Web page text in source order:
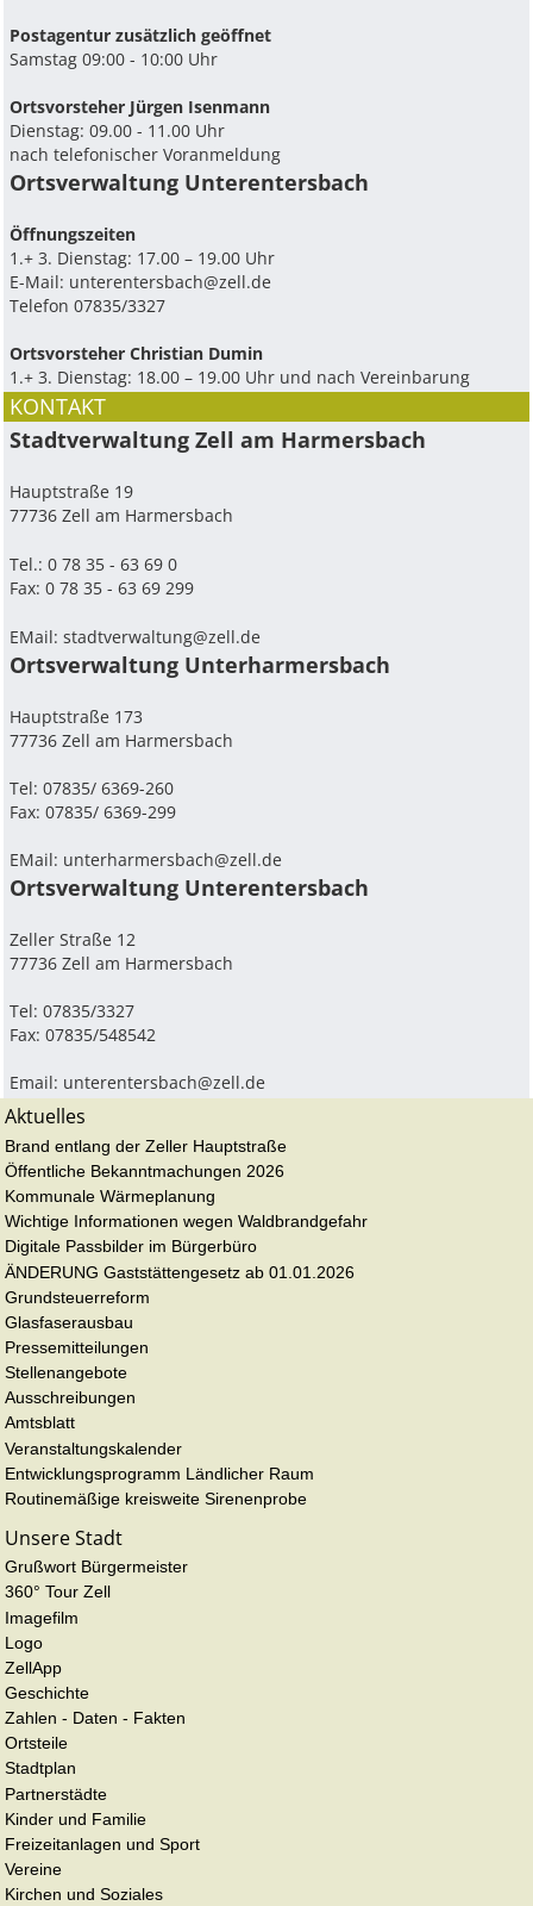
Postagentur zusätzlich geöffnet
Samstag 09:00 - 10:00 Uhr
Ortsvorsteher Jürgen Isenmann
Dienstag: 09.00 - 11.00 Uhr
nach telefonischer Voranmeldung
Ortsverwaltung Unterentersbach
Ö­ffnungszeiten
1.+ 3. Dienstag: 17.00 – 19.00 Uhr
E-Mail: unterentersbach@zell.de
Telefon 07835/3327
Ortsvorsteher Christian Dumin
1.+ 3. Dienstag: 18.00 – 19.00 Uhr und nach Vereinbarung
KONTAKT
Stadtverwaltung Zell am Harmersbach
Hauptstraße 19
77736 Zell am Harmersbach
Tel.: 0 78 35 - 63 69 0
Fax: 0 78 35 - 63 69 299
EMail:stadtverwaltung@zell.de
Ortsverwaltung Unterharmersbach
Hauptstraße 173
77736 Zell am Harmersbach
Tel: 07835/ 6369-260
Fax: 07835/ 6369-299
EMail: unterharmersbach@zell.de
Ortsverwaltung Unterentersbach
Zeller Straße 12
77736 Zell am Harmersbach
Tel: 07835/3327
Fax: 07835/548542
Email: unterentersbach@zell.de
Aktuelles
Brand entlang der Zeller Hauptstraße
Öffentliche Bekanntmachungen 2026
Kommunale Wärmeplanung
Wichtige Informationen wegen Waldbrandgefahr
Digitale Passbilder im Bürgerbüro
ÄNDERUNG Gaststättengesetz ab 01.01.2026
Grundsteuerreform
Glasfaserausbau
Pressemitteilungen
Stellenangebote
Ausschreibungen
Amtsblatt
Veranstaltungskalender
Entwicklungsprogramm Ländlicher Raum
Routinemäßige kreisweite Sirenenprobe
Unsere Stadt
Grußwort Bürgermeister
360° Tour Zell
Imagefilm
Logo
ZellApp
Geschichte
Zahlen - Daten - Fakten
Ortsteile
Stadtplan
Partnerstädte
Kinder und Familie
Freizeitanlagen und Sport
Vereine
Kirchen und Soziales